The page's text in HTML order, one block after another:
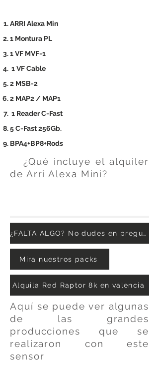
ARRI Alexa Min
1 Montura PL
1 VF MVF-1
1 VF Cable
2 MSB-2
2 MAP2 / MAP1
1 Reader C-Fast
5 C-Fast 256Gb.
BPA4+BP8+Rods
¿Qué incluye el alquiler
de Arri Alexa Mini?
¿FALTA ALGO? No dudes en preguntar.
Mira nuestros packs
Alquila Red Raptor 8k en valencia
Aquí se puede ver algunas
de las grandes
producciones que se
realizaron con este
sensor